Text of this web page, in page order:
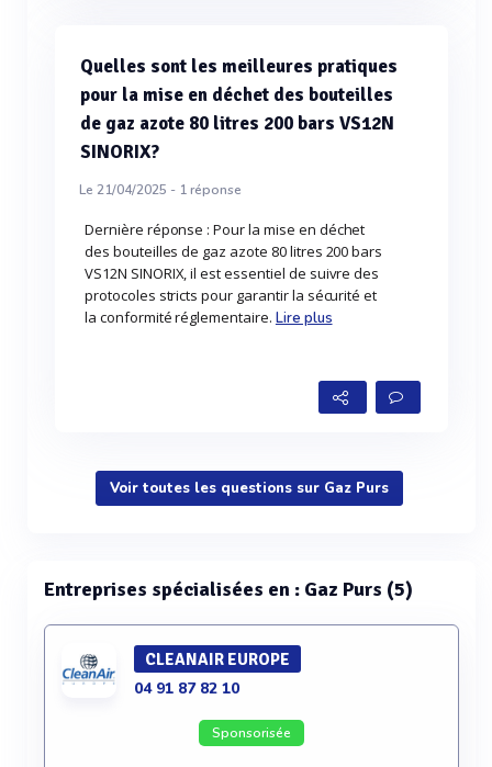
Quelles sont les meilleures pratiques
pour la mise en déchet des bouteilles
de gaz azote 80 litres 200 bars VS12N
SINORIX?
Le 21/04/2025 - 1réponse
Dernière réponse : Pour la mise en déchet
des bouteilles de gaz azote 80 litres 200 bars
VS12N SINORIX, il est essentiel de suivre des
protocoles stricts pour garantir la sécurité et
la conformité réglementaire. Lire plus
Voir toutes les questions sur Gaz Purs
Entreprises spécialisées en : Gaz Purs (5)
CLEANAIR EUROPE
04 91 87 82 10
Sponsorisée